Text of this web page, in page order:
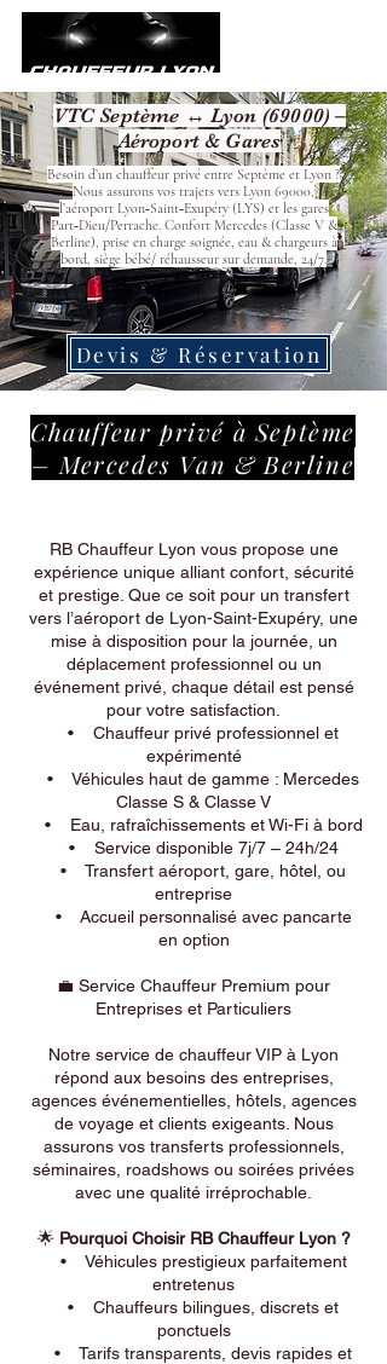
VTC Septème ↔ Lyon (69000) –
Aéroport & Gares
Besoin d’un chauffeur privé entre Septème et Lyon ?
Nous assurons vos trajets vers Lyon 69000,
l’aéroport Lyon‑Saint‑Exupéry (LYS) et les gares
Part‑Dieu/Perrache. Confort Mercedes (Classe V &
Berline), prise en charge soignée, eau & chargeurs à
bord, siège bébé/ réhausseur sur demande, 24/7.
Devis & Réservation
Chauffeur privé à Septème
– Mercedes Van & Berline
RB Chauffeur Lyon vous propose une
expérience unique alliant confort, sécurité
et prestige. Que ce soit pour un transfert
vers l’aéroport de Lyon-Saint-Exupéry, une
mise à disposition pour la journée, un
déplacement professionnel ou un
événement privé, chaque détail est pensé
pour votre satisfaction.
• Chauffeur privé professionnel et
expérimenté
• Véhicules haut de gamme : Mercedes
Classe S & Classe V
• Eau, rafraîchissements et Wi-Fi à bord
• Service disponible 7j/7 – 24h/24
• Transfert aéroport, gare, hôtel, ou
entreprise
• Accueil personnalisé avec pancarte
en option
💼 Service Chauffeur Premium pour
Entreprises et Particuliers
Notre service de chauffeur VIP à Lyon
répond aux besoins des entreprises,
agences événementielles, hôtels, agences
de voyage et clients exigeants. Nous
assurons vos transferts professionnels,
séminaires, roadshows ou soirées privées
avec une qualité irréprochable.
🌟 Pourquoi Choisir RB Chauffeur Lyon ?
• Véhicules prestigieux parfaitement
entretenus
• Chauffeurs bilingues, discrets et
ponctuels
• Tarifs transparents, devis rapides et